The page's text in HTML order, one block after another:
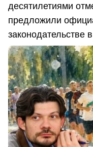
десятилетиями
предложили
законодательстве